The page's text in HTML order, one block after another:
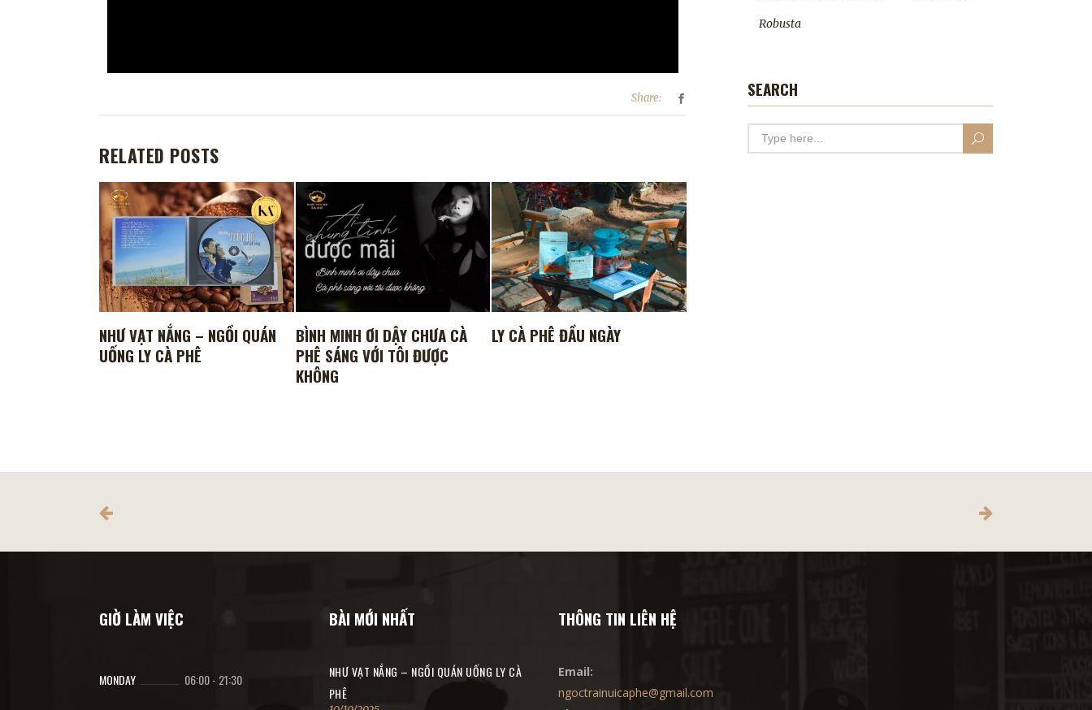
Share:
RELATED POSTS
NHƯ VẠT NẮNG – NGỒI QUÁN
UỐNG LY CÀ PHÊ
BÌNH MINH ƠI DẬY CHƯA CÀ
PHÊ SÁNG VỚI TÔI ĐƯỢC
KHÔNG
LY CÀ PHÊ ĐẦU NGÀY
Robusta
SEARCH
GIỜ LÀM VIỆC
MONDAY 06:00- 21:30
BÀI MỚI NHẤT
NHƯ VẠT NẮNG – NGỒI QUÁN UỐNG LY CÀ
PHÊ
THÔNG TIN LIÊN HỆ
Email:
ngoctrainuicaphe@gmail.com